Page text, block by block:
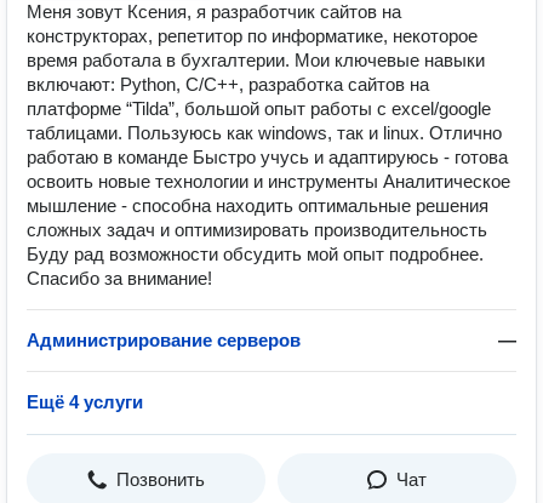
Меня зовут Ксения, я разработчик сайтов на
конструкторах, репетитор по информатике, некоторое
время работала в бухгалтерии. Мои ключевые навыки
включают: Python, С/С++, разработка сайтов на
платформе “Tilda”, большой опыт работы с excel/google
таблицами. Пользуюсь как windows, так и linux. Отлично
работаю в команде Быстро учусь и адаптируюсь - готова
освоить новые технологии и инструменты Аналитическое
мышление - способна находить оптимальные решения
сложных задач и оптимизировать производительность
Буду рад возможности обсудить мой опыт подробнее.
Спасибо за внимание!
Администрирование серверов —
Ещё 4 услуги
Позвонить Чат